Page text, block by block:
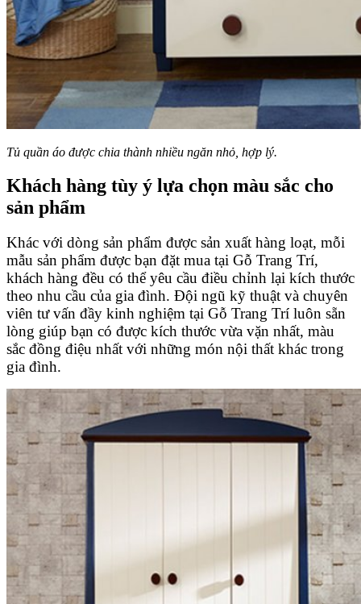
Tủ quần áo được chia thành nhiều ngăn nhỏ, hợp lý.
Khách hàng tùy ý lựa chọn màu sắc cho
sản phẩm
Khác với dòng sản phẩm được sản xuất hàng loạt, mỗi
mẫu sản phẩm được bạn đặt mua tại Gỗ Trang Trí,
khách hàng đều có thể yêu cầu điều chỉnh lại kích thước
theo nhu cầu của gia đình. Đội ngũ kỹ thuật và chuyên
viên tư vấn đầy kinh nghiệm tại Gỗ Trang Trí luôn sẵn
lòng giúp bạn có được kích thước vừa vặn nhất, màu
sắc đồng điệu nhất với những món nội thất khác trong
gia đình.